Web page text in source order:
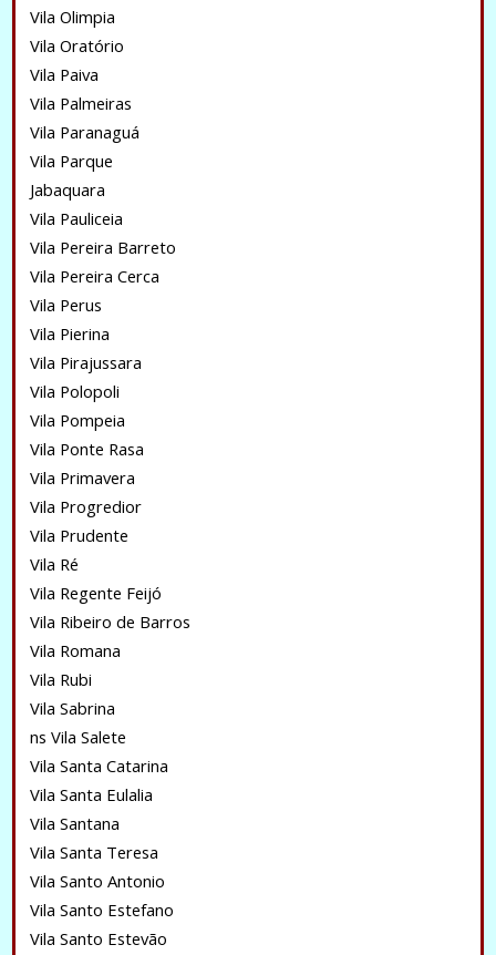
Vila Olimpia
Vila Oratório
Vila Paiva
Vila Palmeiras
Vila Paranaguá
Vila Parque
Jabaquara
Vila Pauliceia
Vila Pereira Barreto
Vila Pereira Cerca
Vila Perus
Vila Pierina
Vila Pirajussara
Vila Polopoli
Vila Pompeia
Vila Ponte Rasa
Vila Primavera
Vila Progredior
Vila Prudente
Vila Ré
Vila Regente Feijó
Vila Ribeiro de Barros
Vila Romana
Vila Rubi
Vila Sabrina
ns Vila Salete
Vila Santa Catarina
Vila Santa Eulalia
Vila Santana
Vila Santa Teresa
Vila Santo Antonio
Vila Santo Estefano
Vila Santo Estevão